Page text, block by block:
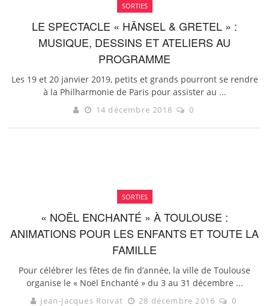
SORTIES
LE SPECTACLE « HÄNSEL & GRETEL » :
MUSIQUE, DESSINS ET ATELIERS AU
PROGRAMME
Les 19 et 20 janvier 2019, petits et grands pourront se rendre
à la Philharmonie de Paris pour assister au ...
14 décembre 2018 0
SORTIES
« NOËL ENCHANTÉ » À TOULOUSE :
ANIMATIONS POUR LES ENFANTS ET TOUTE LA
FAMILLE
Pour célébrer les fêtes de fin d’année, la ville de Toulouse
organise le « Noël Enchanté » du 3 au 31 décembre ...
jean-jacques Roivat 28 décembre 2016 0